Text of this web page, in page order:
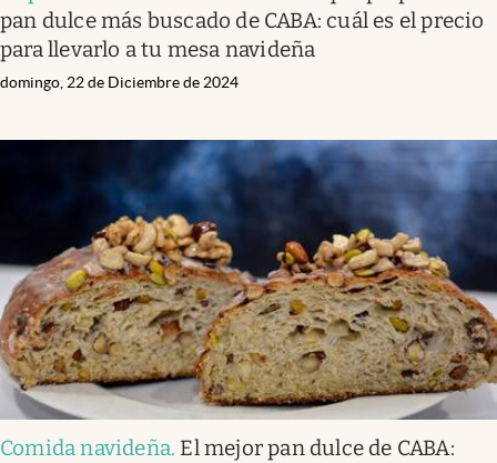
pan dulce más buscado de CABA: cuál es el precio
para llevarlo a tu mesa navideña
domingo, 22 de Diciembre de 2024
Comida navideña. El mejor pan dulce de CABA: